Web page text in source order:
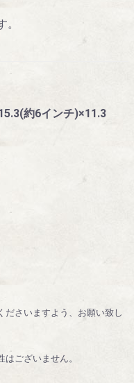
約6インチ)×11.3
ださいますよう、お願い致し
ございません。